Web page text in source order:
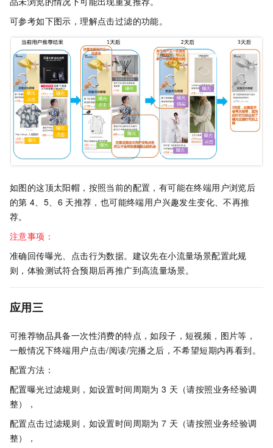
可参考如下图示，理解点击过滤的功能。
如图的这顶太阳帽，按照当前的配置，有可能在终端用户浏览后
的第 4、5、6 天推荐，也可能终端用户兴趣发生变化、不再推
荐。
注意事项：
准确回传曝光、点击行为数据。建议先在小流量场景配置此规
则，体验测试符合预期后再推广到高流量场景。
应用三
可推荐物品具备一次性消费的特点，如段子，短视频，图片等，
一般情况下终端用户点击/阅读/完播之后，不希望短期内再看到。
配置方法：
配置曝光过滤规则，如设置时间周期为 3 天（请按照业务经验调
整），
配置点击过滤规则，如设置时间周期为 7 天（请按照业务经验调
整），